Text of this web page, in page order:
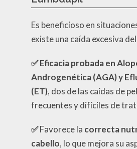
Es beneficioso en
existe una caída excesiva
✅ Eficacia probada en
Androgenética (AGA) y
(ET), dos de las caídas de
frecuentes y difíciles de
✅ Favorece la correcta
cabello, lo que mejora su